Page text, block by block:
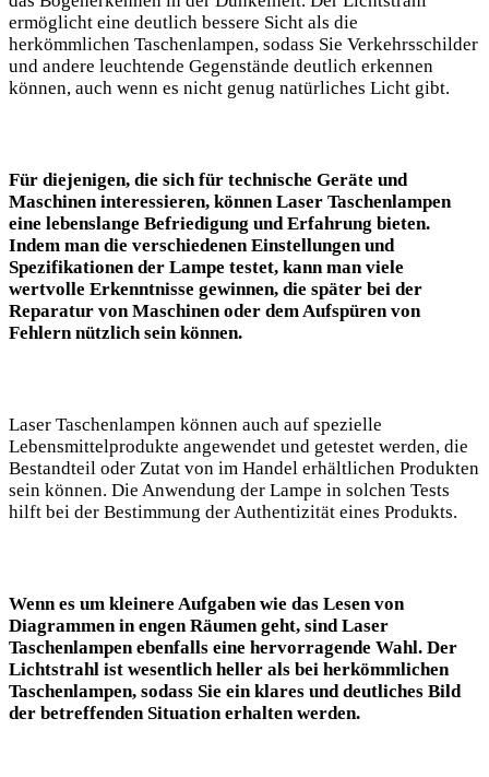
ermöglicht ⁣eine deutlich bessere‌ Sicht als die
herkömmlichen ​Taschenlampen, sodass Sie Verkehrsschilder
und andere‌ leuchtende Gegenstände deutlich erkennen
können, auch wenn es⁢ nicht genug natürliches Licht⁣ gibt.
Für diejenigen, die sich für technische Geräte und
Maschinen interessieren, können Laser Taschenlampen
‌eine lebenslange Befriedigung und Erfahrung bieten.
Indem‌ man die‌ verschiedenen Einstellungen und
Spezifikationen der Lampe testet, kann⁢ man viele
wertvolle Erkenntnisse gewinnen,⁢ die später bei der
Reparatur⁣ von Maschinen oder ⁤dem Aufspüren⁤ von
Fehlern nützlich sein können.
Laser Taschenlampen können auch‌ auf spezielle
⁣Lebensmittelprodukte angewendet⁢ und getestet‌ werden, die
Bestandteil ⁤oder‌ Zutat von im Handel erhältlichen ⁣Produkten
sein können. Die Anwendung der ⁣Lampe in solchen Tests
hilft bei der Bestimmung der Authentizität eines Produkts.
Wenn es um kleinere Aufgaben wie das Lesen von
Diagrammen in⁢ engen Räumen geht, sind Laser
Taschenlampen ebenfalls ‌eine hervorragende Wahl.‍ Der
Lichtstrahl ist‍ wesentlich heller​ als bei herkömmlichen
‌Taschenlampen, sodass Sie ein ‌klares und deutliches Bild
der betreffenden Situation erhalten werden.